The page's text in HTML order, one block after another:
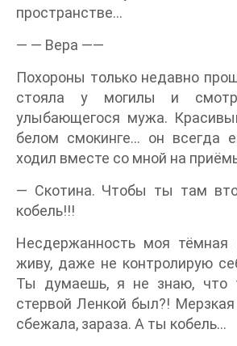
пространстве…
— — Вера ——
Похороны только недавно
стояла у могилы и
улыбающегося мужа.
белом смокинге… он всегда
ходил вместе со мной на
— Скотина. Чтобы ты там
кобель!!!
Несдержанность моя тёмная
живу, даже не контролирую
Ты думаешь, я не знаю, что
стервой Ленкой был?!
сбежала, зараза. А ты кобель…